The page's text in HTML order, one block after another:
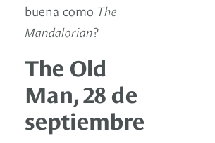
buena como The
Mandalorian?
The Old
Man, 28 de
septiembre